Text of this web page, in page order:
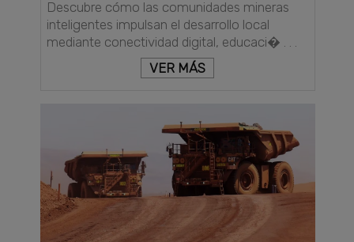
Descubre cómo las comunidades mineras
inteligentes impulsan el desarrollo local
mediante conectividad digital, educaci� . . .
VER MÁS